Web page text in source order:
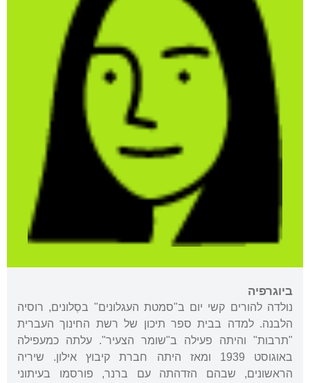
ביוגרפיה
נולדה להורים קשי יום ב"סמטת העגלונים" בסְלונים, רוסיה
הלבנה. למדה בבית ספר תיכון של רשת החינוך העברית
"תרבות" והיתה פעילה ב"שומר הצעיר". עלתה כמעפילה
באוגוסט 1939 ומאז היתה חברת קיבוץ אילון. שיריה
הראשונים, שבהם הזדהתה עם ברנר, פורסמו בעיתוני